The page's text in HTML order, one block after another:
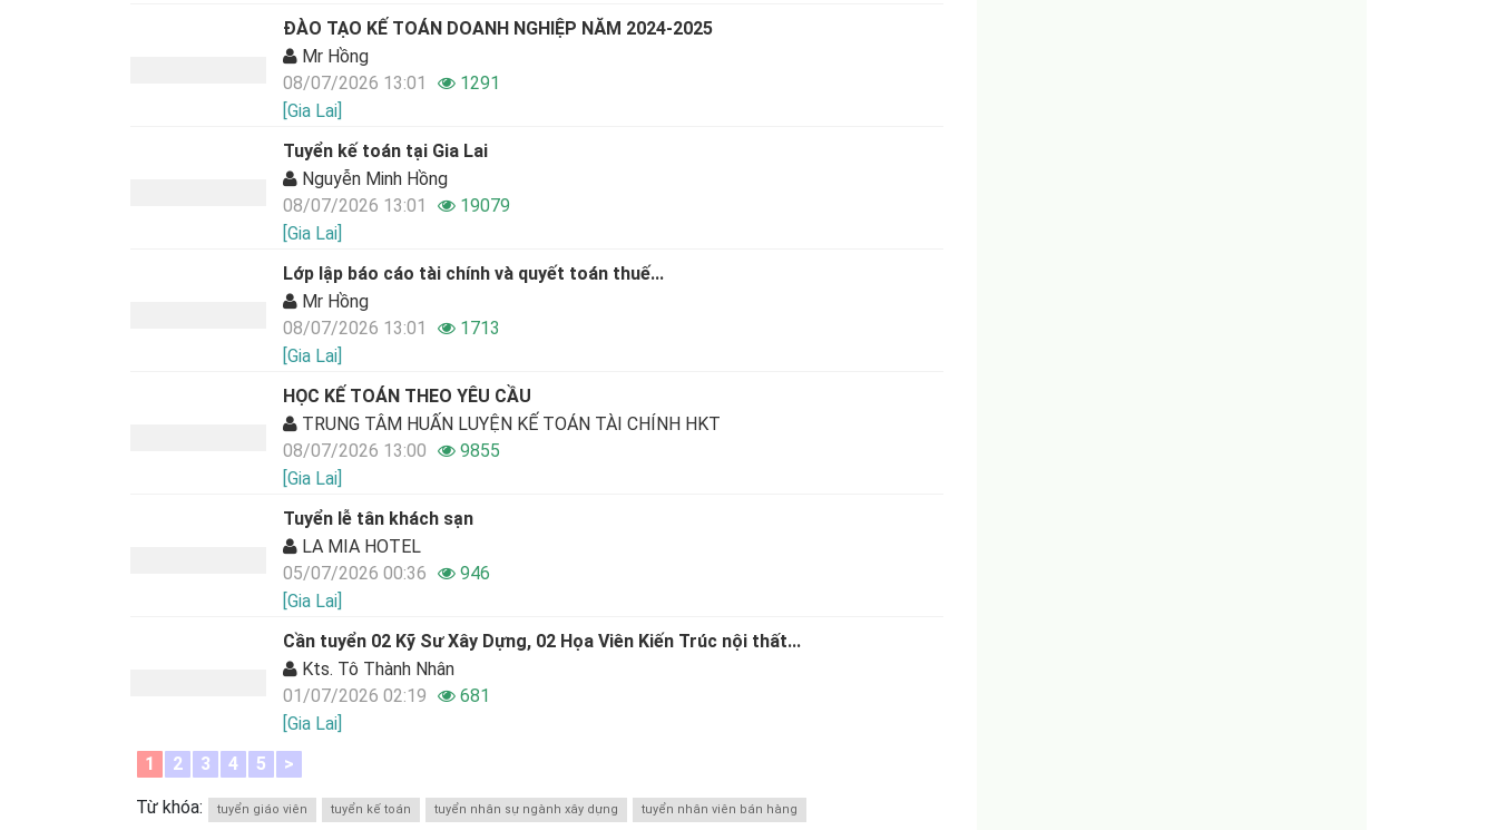
ĐÀO TẠO KẾ TOÁN DOANH NGHIỆP NĂM 2024-2025
Mr Hồng
08/07/2026 13:01
1291
[Gia Lai]
Tuyển kế toán tại Gia Lai
Nguyễn Minh Hồng
08/07/2026 13:01
19079
[Gia Lai]
Lớp lập báo cáo tài chính và quyết toán thuế...
Mr Hồng
08/07/2026 13:01
1713
[Gia Lai]
HỌC KẾ TOÁN THEO YÊU CẦU
TRUNG TÂM HUẤN LUYỆN KẾ TOÁN TÀI CHÍNH HKT
08/07/2026 13:00
9855
[Gia Lai]
Tuyển lễ tân khách sạn
LA MIA HOTEL
05/07/2026 00:36
946
[Gia Lai]
Cần tuyển 02 Kỹ Sư Xây Dựng, 02 Họa Viên Kiến Trúc nội thất...
Kts. Tô Thành Nhân
01/07/2026 02:19
681
[Gia Lai]
1
2 3 4 5 >
Từ khóa: tuyển giáo viên tuyển kế toán tuyển nhân sự ngành xây dựng tuyển nhân viên bán hàng